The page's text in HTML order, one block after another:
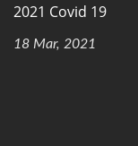
2021 Covid 19
18 Mar, 2021